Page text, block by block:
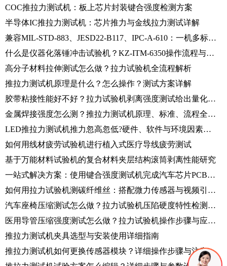
COC推拉力测试机：板上芯片封装键合强度检测方案
半导体IC推拉力测试机：芯片推力与金线拉力测试详解
兼容MIL-STD-883、JESD22-B117、IPC-A-610：一机多标焊接强度检测系统
什么是仪器化落锤冲击试验机？KZ-ITM-6350操作流程与数据采集全解析
高分子材料拉伸测试怎么做？拉力试验机全流程解析
推拉力测试机原理是什么？怎么操作？测试方案详解
胶带粘接性能好不好？拉力试验机剥离强度测试给出量化标准
金属焊接强度怎么测？推拉力测试机原理、标准、流程全解读
LED推拉力测试机推力忽高忽低?硬件、软件与环境因素全解析
如何用线材疲劳试验机进行植入式医疗导线疲劳测试
基于万能材料试验机的复合材料夹层结构滚筒剥离性能研究
一站式解决方案：使用键合强度测试机完成汽车芯片PCB板强度测试
如何用拉力试验机测碳纤维丝：搭配微力传感器与视频引伸计的应用案例
汽车座椅压缩测试怎么做？拉力试验机压陷硬度特性检测全流程解析
医用导管压缩强度测试怎么做？拉力试验机操作步骤与应用详解
推拉力测试机夹具选型与安装使用详细指南
推拉力测试机如何更换传感器模块？详细操作步骤与注意事项